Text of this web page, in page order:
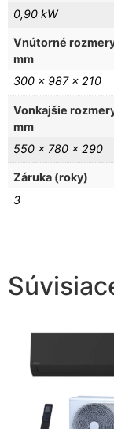
0,90 kW
Vnútorné
mm
300 x 987 x 210
Vonkajšie
mm
550 x 780 x 290
Záruka (roky)
3